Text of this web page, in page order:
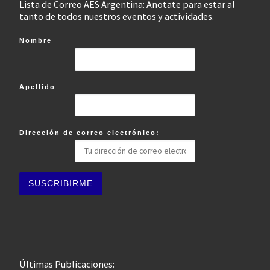
Lista de Correo AES Argentina: Anotate para estar al
tanto de todos nuestros eventos y actividades.
Nombre
Apellido
Dirección de correo electrónico:
Últimas Publicaciones: